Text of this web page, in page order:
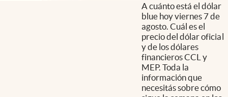
A cuánto está el dólar
blue hoy viernes 7 de
agosto. Cuál es el
precio del dólar oficial
y de los dólares
financieros CCL y
MEP. Toda la
información que
necesitás sobre cómo